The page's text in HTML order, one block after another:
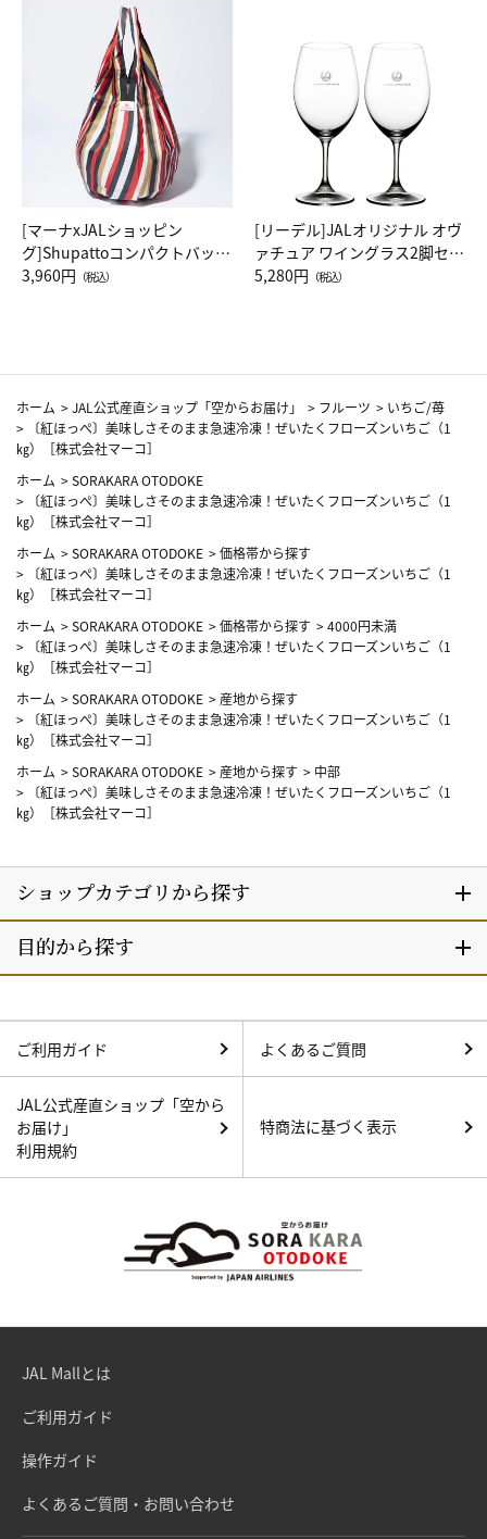
[マーナxJALショッピン
グ]Shupattoコンパクトバッグ
Drop JAL客室乗務員（LC）ス
3,960円 （税込）
[リーデル]JALオリジナル オヴ
ァチュア ワイングラス2脚セッ
ト（レッドワイン）
5,280円 （税込）
ホーム >JAL公式産直ショップ「空からお届け」 > フルーツ > いちご/苺
>
〔紅ほっぺ〕美味しさそのまま急速冷凍！ぜいたくフローズンいちご（1
㎏）［株式会社マーコ］
ホーム >SORAKARA OTODOKE
>
〔紅ほっぺ〕美味しさそのまま急速冷凍！ぜいたくフローズンいちご（1
㎏）［株式会社マーコ］
ホーム >SORAKARA OTODOKE >価格帯から探す
>
〔紅ほっぺ〕美味しさそのまま急速冷凍！ぜいたくフローズンいちご（1
㎏）［株式会社マーコ］
ホーム >SORAKARA OTODOKE >価格帯から探す >4000円未満
>
〔紅ほっぺ〕美味しさそのまま急速冷凍！ぜいたくフローズンいちご（1
㎏）［株式会社マーコ］
ホーム >SORAKARA OTODOKE > 産地から探す
>
〔紅ほっぺ〕美味しさそのまま急速冷凍！ぜいたくフローズンいちご（1
㎏）［株式会社マーコ］
ホーム >SORAKARA OTODOKE > 産地から探す > 中部
>
〔紅ほっぺ〕美味しさそのまま急速冷凍！ぜいたくフローズンいちご（1
㎏）［株式会社マーコ］
ご利用ガイド よくあるご質問
JAL公式産直ショップ「空から
お届け」
利用規約
特商法に基づく表示
JAL Mallとは
ご利用ガイド
操作ガイド
よくあるご質問・お問い合わせ